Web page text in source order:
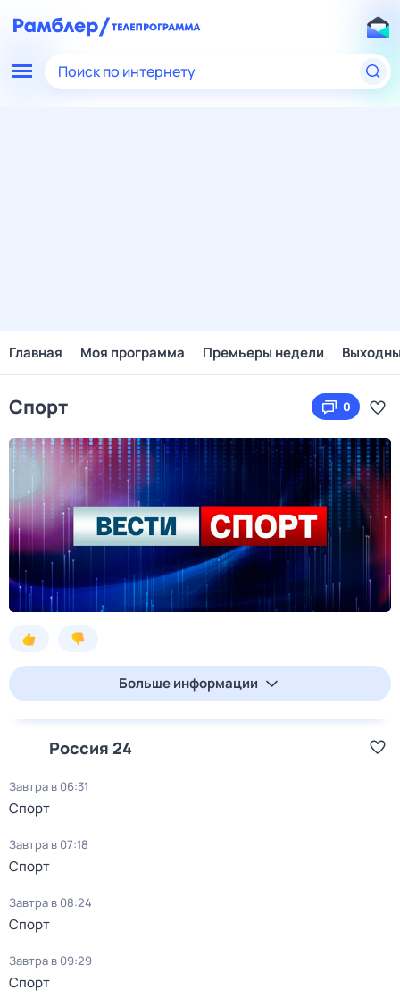
Поиск по интернету
Главная Моя программа Премьеры недели
Спорт 0
Больше информации
Россия 24
Завтра в 06:31
Спорт
Завтра в 07:18
Спорт
Завтра в 08:24
Спорт
Завтра в 09:29
Спорт